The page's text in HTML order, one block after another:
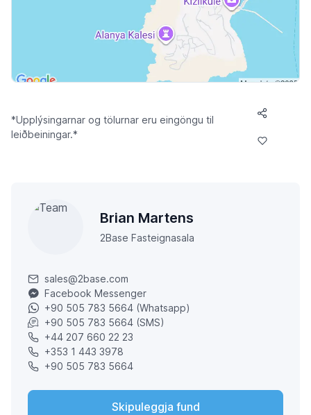
*Upplýsingarnar og tölurnar eru eingöngu til
leiðbeiningar.*
Brian Martens
2Base Fasteignasala
sales@2base.com
Facebook Messenger
+90 505 783 5664 (Whatsapp)
+90 505 783 5664 (SMS)
+44 207 660 22 23
+353 1 443 3978
+90 505 783 5664
Skipuleggja fund